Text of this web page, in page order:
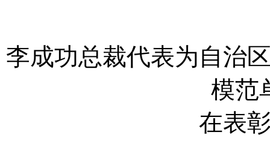
李成功总裁代表为自治
模范
在表